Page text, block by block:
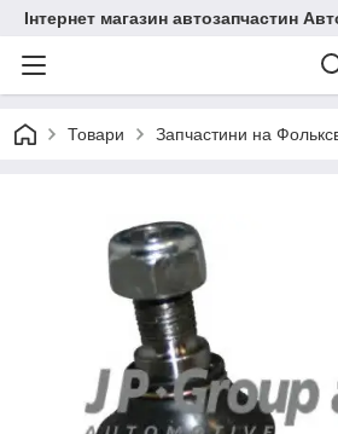
Інтернет магазин автозапчастин
Товари Запчастини на